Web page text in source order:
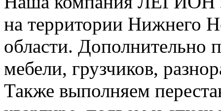
на территории Нижнего
области. Дополнительно
мебели, грузчиков,
Также выполняем